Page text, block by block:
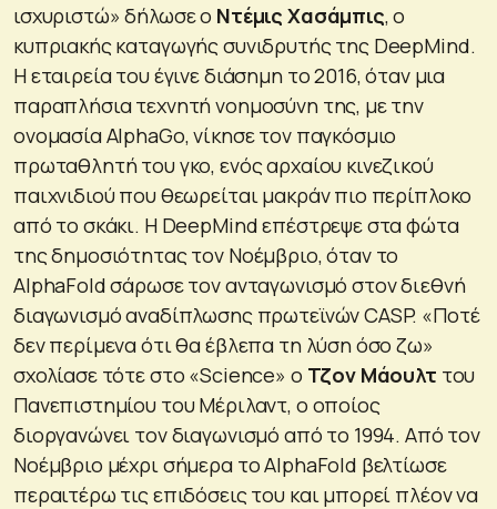
ισχυριστώ» δήλωσε ο Ντέμις Χασάμπις, ο
κυπριακής καταγωγής συνιδρυτής της DeepMind.
H εταιρεία του έγινε διάσημη το 2016, όταν μια
παραπλήσια τεχνητή νοημοσύνη της, με την
ονομασία AlphaGo, νίκησε τον παγκόσμιο
πρωταθλητή του γκο, ενός αρχαίου κινεζικού
παιχνιδιού που θεωρείται μακράν πιο περίπλοκο
από το σκάκι. Η DeepMind επέστρεψε στα φώτα
της δημοσιότητας τον Νοέμβριο, όταν το
AlphaFold σάρωσε τον ανταγωνισμό στον διεθνή
διαγωνισμό αναδίπλωσης πρωτεϊνών CASP. «Ποτέ
δεν περίμενα ότι θα έβλεπα τη λύση όσο ζω»
σχολίασε τότε στο «Science» ο Τζον Μάουλτ του
Πανεπιστημίου του Μέριλαντ, ο οποίος
διοργανώνει τον διαγωνισμό από το 1994. Από τον
Νοέμβριο μέχρι σήμερα το AlphaFold βελτίωσε
περαιτέρω τις επιδόσεις του και μπορεί πλέον να